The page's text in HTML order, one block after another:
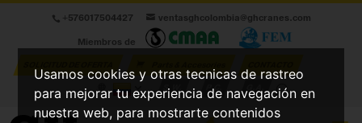
Usamos cookies y otras tecnicas de rastreo
para mejorar tu experiencia de navegación en
nuestra web, para mostrarte contenidos
+576017504427
ventasghcolombia@ghcranes.com
Miembros de
S.W.
P.C.